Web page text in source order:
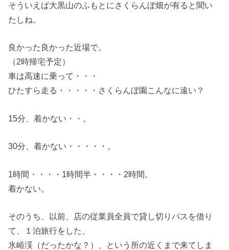
そういえば大黒山のふもとにさくらんぼ畑が有ると聞い
たしね。
良かった良かった近場で。
（2時帰宅予定）
車は高速に乗って・・・
ひたすら走る・・・・・さくらんぼ園こんなに遠い？
15分、着かない・・。
30分、着かない・・・・・。
1時間・・・・1時間半・・・・2時間。
着かない。
そのうち、以前、店の従業員全員で貸し切りバスを借り
て、１泊旅行をした、
氷峪渓（だったかな？）、という所の近くまで来てしま